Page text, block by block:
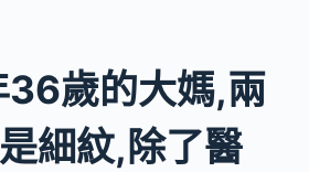
36歲的大媽,兩
細紋,除了醫